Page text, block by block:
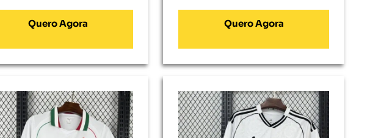
Ao Carrinho Adicionar Ao Carrinho